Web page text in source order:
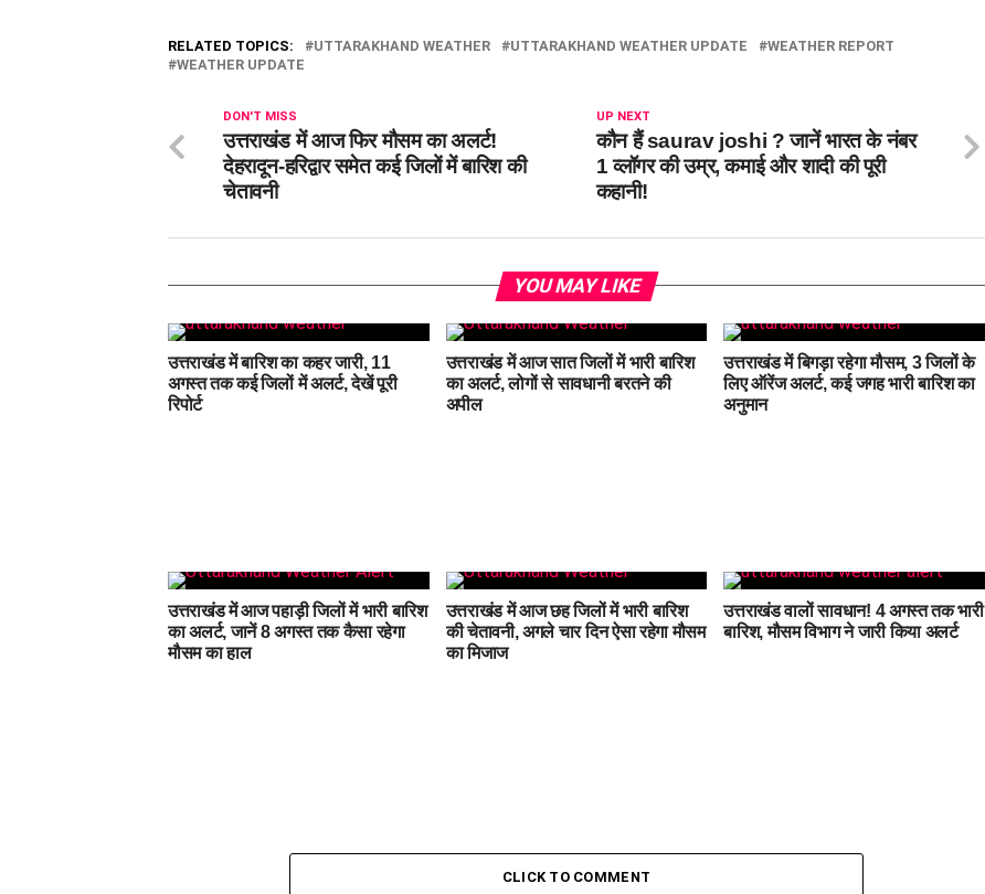
RELATED TOPICS: UTTARAKHAND WEATHER UTTARAKHAND WEATHER UPDATE
WEATHER REPORT
WEATHER UPDATE
UP NEXT
कौन हैं saurav joshi ? जानें भारत के नंबर
1 व्लॉगर की उम्र, कमाई और शादी की पूरी
कहानी!
DON'T MISS
उत्तराखंड में आज फिर मौसम का अलर्ट!
देहरादून-हरिद्वार समेत कई जिलों में बारिश की
चेतावनी
YOU MAY LIKE
उत्तराखंड में बारिश का कहर जारी, 11
अगस्त तक कई जिलों में अलर्ट, देखें पूरी
रिपोर्ट
उत्तराखंड में आज सात जिलों में भारी बारिश
का अलर्ट, लोगों से सावधानी बरतने की
अपील
उत्तराखंड में बिगड़ा रहेगा मौसम, 3 जिलों के
लिए ऑरेंज अलर्ट, कई जगह भारी बारिश का
अनुमान
उत्तराखंड में आज पहाड़ी जिलों में भारी बारिश
का अलर्ट, जानें 8 अगस्त तक कैसा रहेगा
मौसम का हाल
उत्तराखंड में आज छह जिलों में भारी बारिश
की चेतावनी, अगले चार दिन ऐसा रहेगा मौसम
का मिजाज
उत्तराखंड वालों सावधान! 4 अगस्त तक भारी
बारिश, मौसम विभाग ने जारी किया अलर्ट
CLICK TO COMMENT